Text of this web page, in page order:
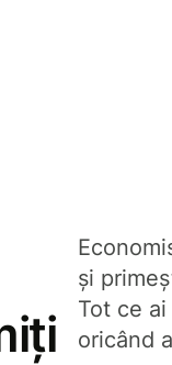
și
Tot ce
oricând